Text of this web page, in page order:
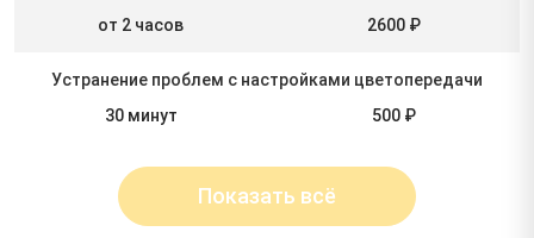
от 2 часов
2600 ₽
Устранение проблем с настройками цветопередачи
30 минут
500 ₽
Показать всё